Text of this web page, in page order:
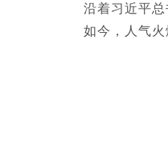
沿着习近平
如今，人气